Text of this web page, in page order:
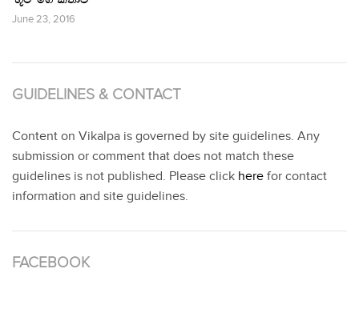
June 23, 2016
GUIDELINES & CONTACT
Content on Vikalpa is governed by site guidelines. Any
submission or comment that does not match these
guidelines is not published. Please click here for contact
information and site guidelines.
FACEBOOK